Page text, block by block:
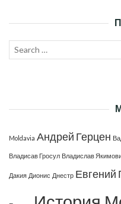
Search
Moldavia Андрей Герцен
Владисав Гросул Владислав
Дакия Дионис Днестр Евгений